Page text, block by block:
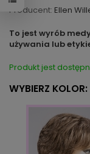
Producent: Ellen
To jest wyrób
używania lub
Produkt jest
WYBIERZ KOLOR: